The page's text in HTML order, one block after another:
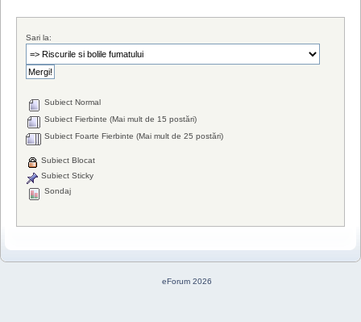
Sari la:
Subiect Normal
Subiect Fierbinte (Mai mult de 15 postări)
Subiect Foarte Fierbinte (Mai mult de 25 postări)
Subiect Blocat
Subiect Sticky
Sondaj
eForum 2026